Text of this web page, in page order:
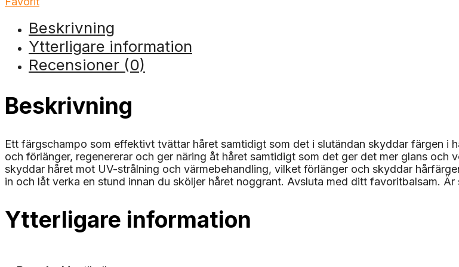
Beskrivning
Ytterligare information
Recensioner (0)
Beskrivning
Ett färgschampo som effektivt tvättar håret samtidigt som det i slutändan skyddar färgen
och förlänger, regenererar och ger näring åt håret samtidigt som det ger det mer glans
skyddar håret mot UV-strålning och värmebehandling, vilket förlänger och skyddar
in och låt verka en stund innan du sköljer håret noggrant. Avsluta med ditt favoritbalsam.
Ytterligare information